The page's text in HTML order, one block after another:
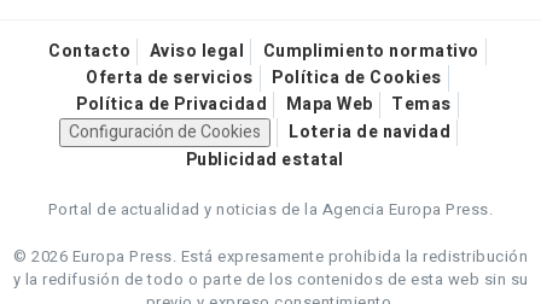
Contacto Aviso legal
Cumplimiento normativo
Oferta de servicios
Política de Cookies
Política de Privacidad
Mapa Web
Temas
Configuración de Cookies
Loteria de navidad
Publicidad estatal
Portal de actualidad y noticias de la Agencia Europa Press.
© 2026 Europa Press. Está expresamente prohibida la redistribución
y la redifusión de todo o parte de los contenidos de esta web sin su